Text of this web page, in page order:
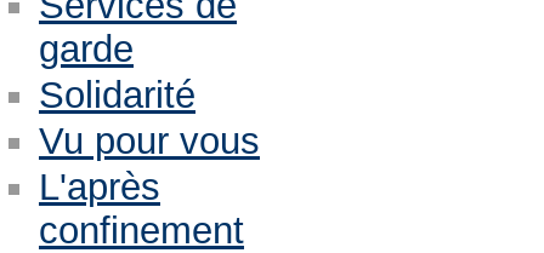
garde
Solidarité
Vu pour vous
L'après
confinement